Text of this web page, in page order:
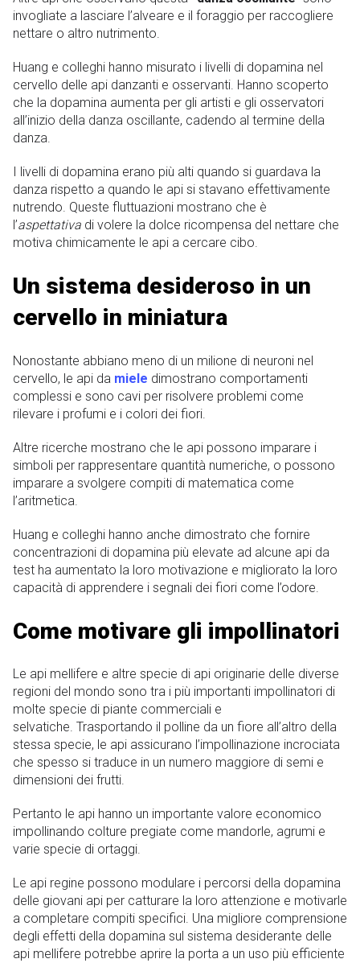
invogliate a lasciare l’alveare e il foraggio per raccogliere
nettare o altro nutrimento.
Huang e colleghi hanno misurato i livelli di dopamina nel
cervello delle api danzanti e osservanti. Hanno scoperto
che la dopamina aumenta per gli artisti e gli osservatori
all’inizio della danza oscillante, cadendo al termine della
danza.
I livelli di dopamina erano più alti quando si guardava la
danza rispetto a quando le api si stavano effettivamente
nutrendo. Queste fluttuazioni mostrano che è
l’aspettativa di volere la dolce ricompensa del nettare che
motiva chimicamente le api a cercare cibo.
Un sistema desideroso in un
cervello in miniatura
Nonostante abbiano meno di un milione di neuroni nel
cervello, le api da miele dimostrano comportamenti
complessi e sono cavi per risolvere problemi come
rilevare i profumi e i colori dei fiori.
Altre ricerche mostrano che le api possono imparare i
simboli per rappresentare quantità numeriche, o possono
imparare a svolgere compiti di matematica come
l’aritmetica.
Huang e colleghi hanno anche dimostrato che fornire
concentrazioni di dopamina più elevate ad alcune api da
test ha aumentato la loro motivazione e migliorato la loro
capacità di apprendere i segnali dei fiori come l’odore.
Come motivare gli impollinatori
Le api mellifere e altre specie di api originarie delle diverse
regioni del mondo sono tra i più importanti impollinatori di
molte specie di piante commerciali e
selvatiche. Trasportando il polline da un fiore all’altro della
stessa specie, le api assicurano l’impollinazione incrociata
che spesso si traduce in un numero maggiore di semi e
dimensioni dei frutti.
Pertanto le api hanno un importante valore economico
impollinando colture pregiate come mandorle, agrumi e
varie specie di ortaggi.
Le api regine possono modulare i percorsi della dopamina
delle giovani api per catturare la loro attenzione e motivarle
a completare compiti specifici. Una migliore comprensione
degli effetti della dopamina sul sistema desiderante delle
api mellifere potrebbe aprire la porta a un uso più efficiente